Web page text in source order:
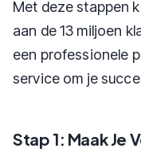
Met deze stappen
aan de 13 miljoen
een professionele
service om je
Stap 1: Maak Je